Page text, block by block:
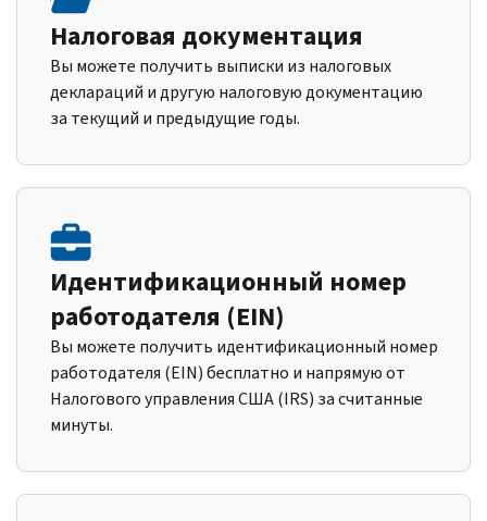
Налоговая документация
Вы можете получить выписки из налоговых
деклараций и другую налоговую документацию
за текущий и предыдущие годы.
Идентификационный номер
работодателя (EIN)
Вы можете получить идентификационный номер
работодателя (EIN) бесплатно и напрямую от
Налогового управления США (IRS) за считанные
минуты.